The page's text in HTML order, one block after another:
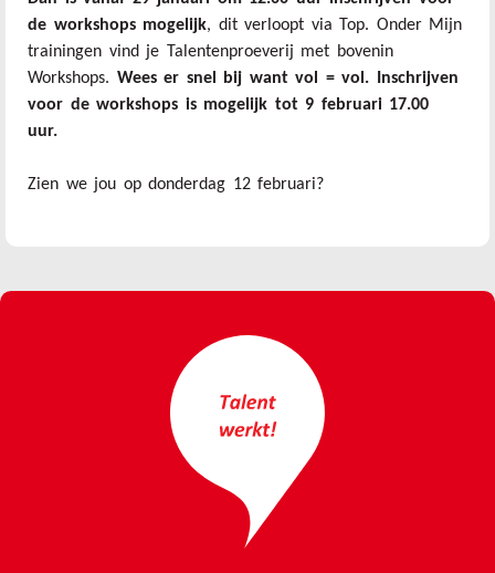
de workshops mogelijk, dit verloopt via Top. Onder Mijn
trainingen vind je Talentenproeverij met bovenin
Workshops. Wees er snel bij want vol = vol. Inschrijven
voor de workshops is mogelijk tot 9 februari 17.00
uur.
Zien we jou op donderdag 12 februari?